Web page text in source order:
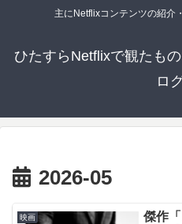
主にNetflixコンテンツの紹介
ひたすらNetflixで観たも
ロ
2026-05
映画
傑作